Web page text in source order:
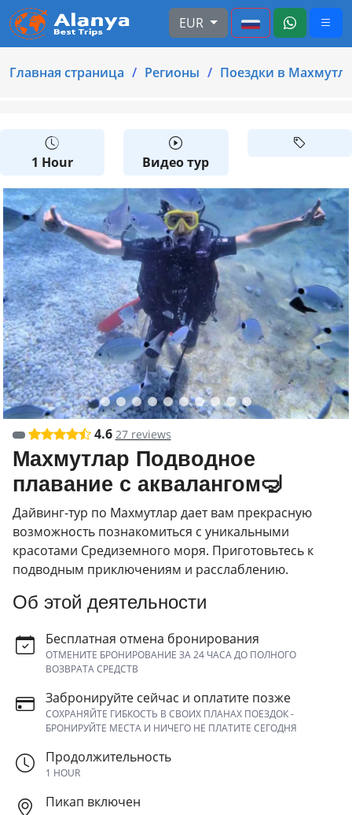
EUR
Главная страница Регионы Поездки в
1 Hour Видео тур
4.6 27 reviews
Махмутлар Подводное
плавание с аквалангом🤿
Дайвинг-тур по Махмутлар дает вам прекрасную
возможность познакомиться с уникальными
красотами Средиземного моря. Приготовьтесь к
подводным приключениям и расслаблению.
Об этой деятельности
Бесплатная отмена бронирования
ОТМЕНИТЕ БРОНИРОВАНИЕ ЗА 24 ЧАСА ДО ПОЛНОГО
ВОЗВРАТА СРЕДСТВ
Забронируйте сейчас и оплатите позже
СОХРАНЯЙТЕ ГИБКОСТЬ В СВОИХ ПЛАНАХ ПОЕЗДОК -
БРОНИРУЙТЕ МЕСТА И НИЧЕГО НЕ ПЛАТИТЕ СЕГОДНЯ
Продолжительность
1 HOUR
Пикап включен